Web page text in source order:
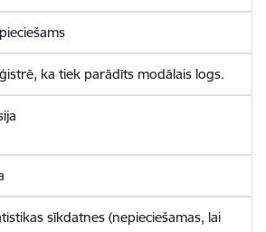
ka tiek parādīts modālais logs.
sīkdatnes (nepieciešamas, lai